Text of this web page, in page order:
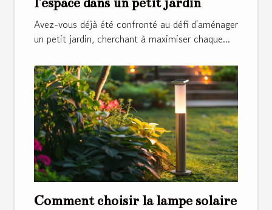
Avez-vous déjà été confronté au défi d'aménager
un petit jardin, cherchant à maximiser chaque...
Comment choisir la lampe solaire